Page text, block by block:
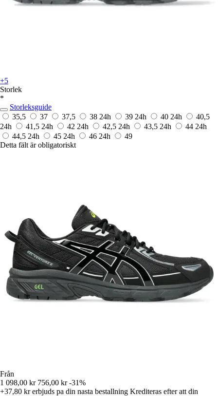
+5
Storlek
*
Storleksguide
35,5
37 37,5 38 24h 39 24h 40 24h
40,5
24h
41,5 24h 42 24h 42,5 24h 43,5 24h 44 24h
44,5 24h 45 24h 46 24h
49
Detta fält är obligatoriskt
Från
1 098,00 kr 756,00 kr -31%
+37,80 krerbjuds pa din nasta bestallning Krediteras efter att din